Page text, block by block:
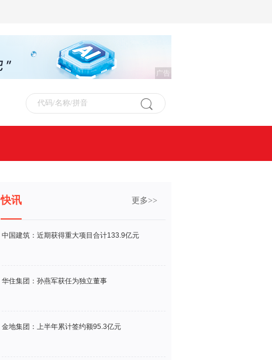
广告
快讯 更多>>
中国建筑：近期获得重大项目合计133.9亿元
华住集团：孙燕军获任为独立董事
金地集团：上半年累计签约额95.3亿元